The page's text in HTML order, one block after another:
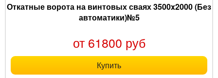
Откатные ворота на винтовых сваях 3500x2000 (Без
автоматики)№5
от 61800 руб
Купить